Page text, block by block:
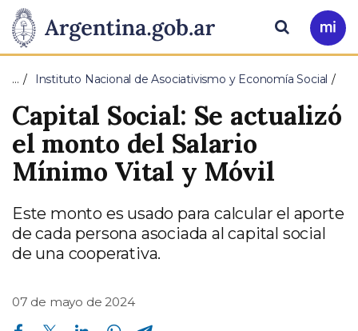
Presidencia
de
la
Nación
Pasar al contenido principal
Ir
a
Buscar
… Instituto Nacional de Asociativismo y Economía Social
Capital Social: Se actualizó
el monto del Salario
Mínimo Vital y Móvil
Este monto es usado para calcular el aporte
de cada persona asociada al capital social
de una cooperativa.
07 de mayo de 2024
Compartir en Facebook Compartir en Twitter Compartir en Linkedin Compartir en Whatsapp